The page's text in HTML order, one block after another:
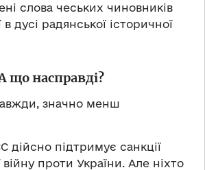
слова чеських чиновників
в дусі радянської історичної
що насправді?
значно менш
дійсно підтримує санкції
війну проти України. Але ніхто